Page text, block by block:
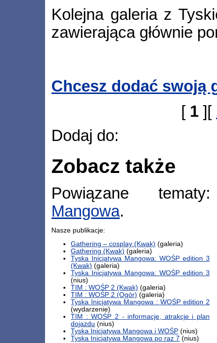
Kolejna galeria z
zawierająca głównie
Chcesz dodać swoją
[ 1 ][
Dodaj do:
Zobacz także
Powiązane
Mangowa.
Nasze publikacje:
Gathering – cosplay (Kwak) (galeria)
Gathering (Kwak) (galeria)
Tyska Inicjatywa Mangowa: WOŚP edition 3
(Kwak) (galeria)
Tyska Inicjatywa Mangowa: WOŚP edition 3
(nius)
TIM : WOŚP 2 (Kwak) (galeria)
TIM : WOŚP 2 (Ogór) (galeria)
Tyska Inicjatywa Mangowa : WOŚP edition 2
(wydarzenie)
TIM : WOŚP 2 - informacje, atrakcje i plan
dojazdu (nius)
Tyska Inicjatywa Mangowa i WOŚP (nius)
Tyska Inicjatywa Mangowa po raz 7 (nius)